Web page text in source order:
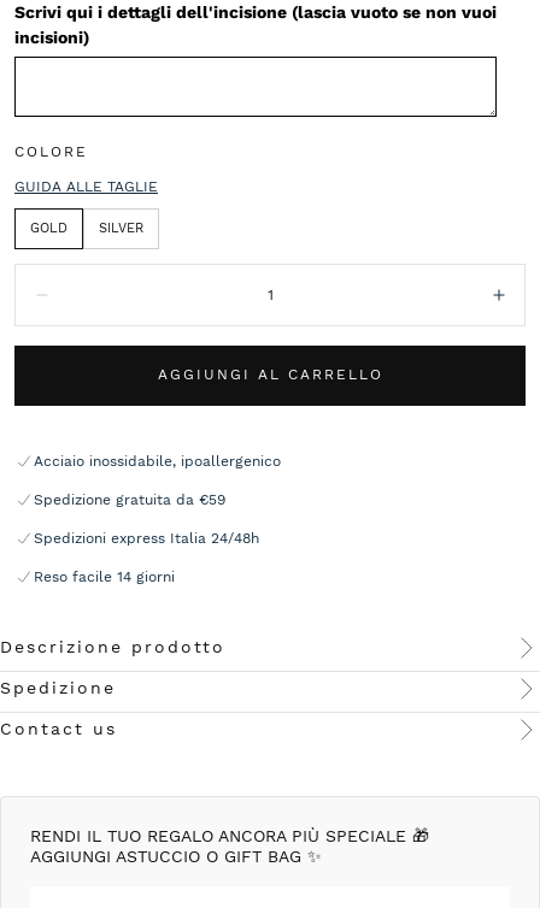
Scrivi qui i dettagli dell'incisione (lascia vuoto se non vuoi
incisioni)
COLORE
GUIDA ALLE TAGLIE
GOLD SILVER
AGGIUNGI AL CARRELLO
Acciaio inossidabile, ipoallergenico
Spedizione gratuita da €59
Spedizioni express Italia 24/48h
Reso facile 14 giorni
Descrizione prodotto
Spedizione
Contact us
RENDI IL TUO REGALO ANCORA PIÙ SPECIALE 🎁
AGGIUNGI ASTUCCIO O GIFT BAG ✨